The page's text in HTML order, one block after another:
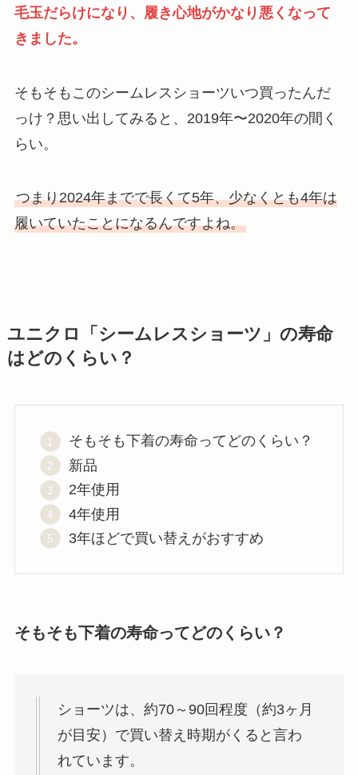
毛玉だらけになり、履き心地がかなり悪くなって
きました。
そもそもこのシームレスショーツいつ買ったんだ
っけ？思い出してみると、2019年〜2020年の間く
らい。
つまり2024年までで長くて5年、少なくとも4年は
履いていたことになるんですよね。
ユニクロ「シームレスショーツ」の寿命
はどのくらい？
そもそも下着の寿命ってどのくらい？
新品
2年使用
4年使用
3年ほどで買い替えがおすすめ
そもそも下着の寿命ってどのくらい？
ショーツは、約70～90回程度（約3ヶ月
が目安）で買い替え時期がくると言わ
れています。